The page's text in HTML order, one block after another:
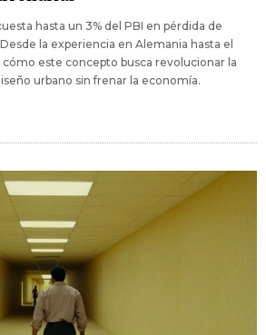
hasta un 3% del PBI en pérdida de
la experiencia en Alemania hasta el
este concepto busca revolucionar la
urbano sin frenar la economía.